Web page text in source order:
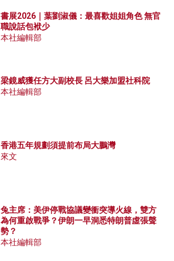
書展2026｜葉劉淑儀：最喜歡姐姐角色 無官
職說話包袱少
本社編輯部
梁鏡威獲任方大副校長 呂大樂加盟社科院
本社編輯部
香港五年規劃須提前布局大鵬灣
來文
兔主席：美伊停戰協議變衝突導火線，雙方
為何重啟戰爭？伊朗一早洞悉特朗普虛張聲
勢？
本社編輯部